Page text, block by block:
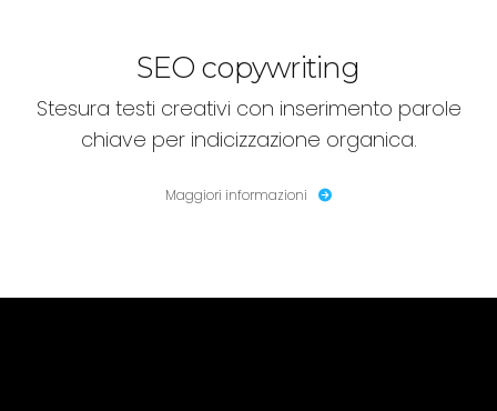
SEO copywriting
Stesura testi creativi con inserimento parole
chiave per indicizzazione organica.
Maggiori informazioni